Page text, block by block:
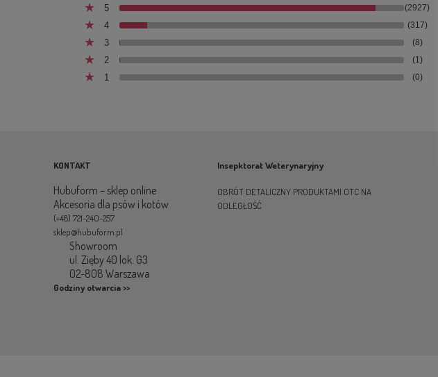
5 (2927)
4 (317)
3 (8)
2 (1)
1 (0)
KONTAKT
Hubuform – sklep online
Akcesoria dla psów i kotów
(+48) 721-240-257
sklep@hubuform.pl
Showroom
ul. Zięby 40 lok. G3
02-808 Warszawa
Godziny otwarcia >>
Insepktorat Weterynaryjny
OBRÓT DETALICZNY PRODUKTAMI OTC NA
ODLEGŁOŚĆ